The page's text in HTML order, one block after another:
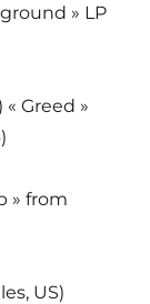
» LP
« Greed »
» from
US)